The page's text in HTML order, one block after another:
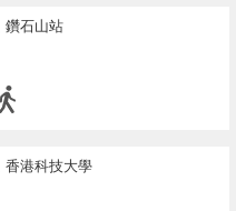
鑽石山站
香港科技大學